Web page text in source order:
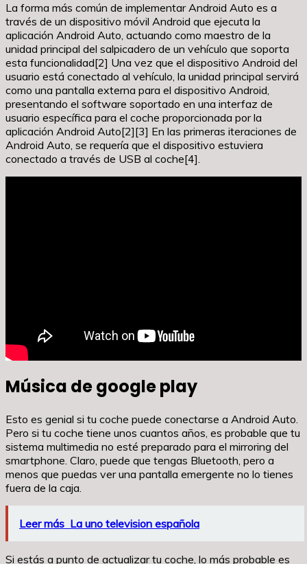
La forma más común de implementar Android Auto es a
través de un dispositivo móvil Android que ejecuta la
aplicación Android Auto, actuando como maestro de la
unidad principal del salpicadero de un vehículo que soporta
esta funcionalidad[2] Una vez que el dispositivo Android del
usuario está conectado al vehículo, la unidad principal servirá
como una pantalla externa para el dispositivo Android,
presentando el software soportado en una interfaz de
usuario específica para el coche proporcionada por la
aplicación Android Auto[2][3] En las primeras iteraciones de
Android Auto, se requería que el dispositivo estuviera
conectado a través de USB al coche[4].
Música de google play
Esto es genial si tu coche puede conectarse a Android Auto.
Pero si tu coche tiene unos cuantos años, es probable que tu
sistema multimedia no esté preparado para el mirroring del
smartphone. Claro, puede que tengas Bluetooth, pero a
menos que puedas ver una pantalla emergente no lo tienes
fuera de la caja.
Leer más La uno television española
Si estás a punto de actualizar tu coche, lo más probable es